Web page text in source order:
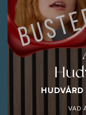
HUDVÅRD
VAD